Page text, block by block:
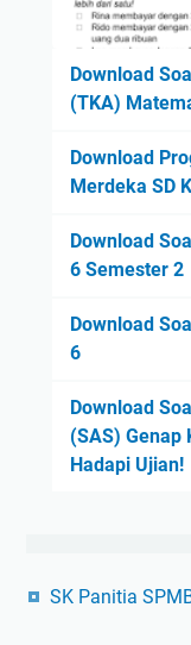
Download
(TKA)
Download
Merdeka SD
Download
6 Semester 2
Download
6
Download
(SAS) Genap
Hadapi Ujian!
SK Panitia